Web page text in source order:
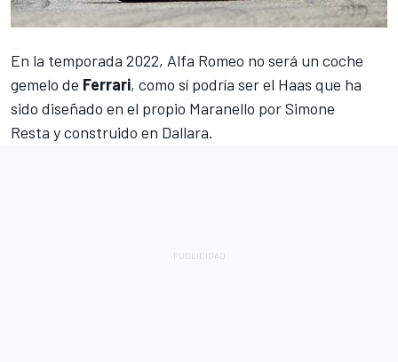
En la temporada 2022, Alfa Romeo no será un coche
gemelo de Ferrari, como sí podría ser el Haas que ha
sido diseñado en el propio Maranello por Simone
Resta y construido en Dallara.